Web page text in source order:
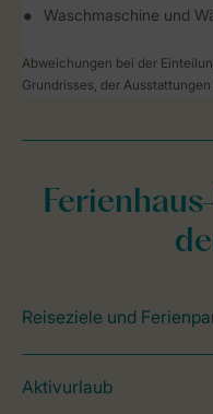
Waschmaschine und
Abweichungen bei der
Grundrisses, der
Reiseziele und
Aktivurlaub